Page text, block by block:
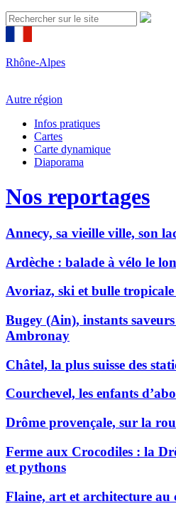
Rhône-Alpes
Autre région
Infos pratiques
Cartes
Carte dynamique
Diaporama
Nos reportages
Annecy, sa vieille ville, son
Ardèche : balade à vélo le
Avoriaz, ski et bulle
Bugey (Ain), instants saveurs
Ambronay
Châtel, la plus suisse des
Courchevel, les enfants
Drôme provençale, sur la
Ferme aux Crocodiles : la
et pythons
Flaine, art et architecture